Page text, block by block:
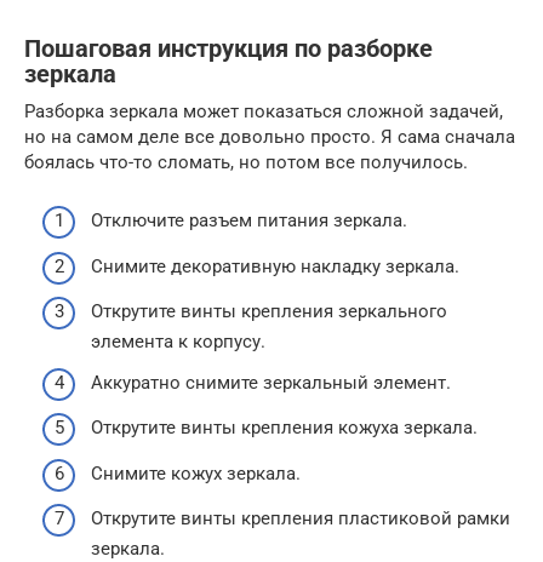
Пошаговая инструкция по разборке
зеркала
Разборка зеркала может показаться сложной задачей,
но на самом деле все довольно просто. Я сама сначала
боялась что-то сломать, но потом все получилось.
Отключите разъем питания зеркала.
Снимите декоративную накладку зеркала.
Открутите винты крепления зеркального
элемента к корпусу.
Аккуратно снимите зеркальный элемент.
Открутите винты крепления кожуха зеркала.
Снимите кожух зеркала.
Открутите винты крепления пластиковой рамки
зеркала.